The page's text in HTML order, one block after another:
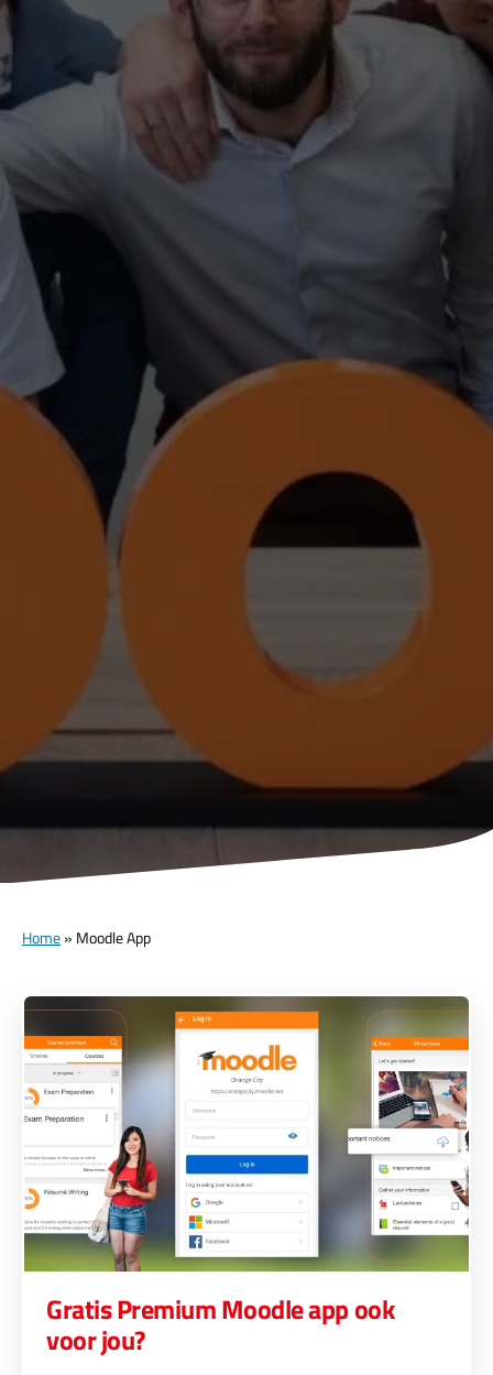
Home» Moodle App
Gratis Premium Moodle app ook
voor jou?